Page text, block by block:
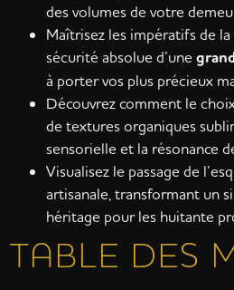
des volumes de votre
Maîtrisez les impératifs de
sécurité absolue d’une
à porter vos plus précieux
Découvrez comment le
de textures organiques
sensorielle et la résonance
Visualisez le passage de
artisanale, transformant un
héritage pour les huitante
TABLE DES